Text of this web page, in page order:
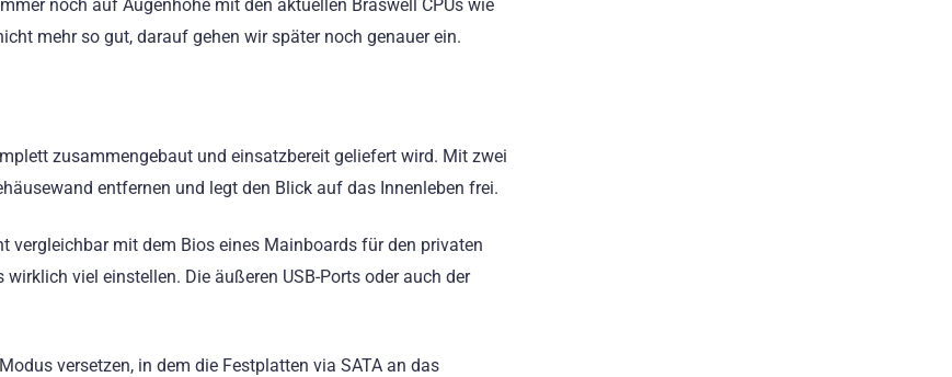
noch auf Augenhöhe mit den aktuellen Braswell CPUs wie
mehr so gut, darauf gehen wir später noch genauer ein.
zusammengebaut und einsatzbereit geliefert wird. Mit zwei
entfernen und legt den Blick auf das Innenleben frei.
mit dem Bios eines Mainboards für den privaten
viel einstellen. Die äußeren USB-Ports oder auch der
versetzen, in dem die Festplatten via SATA an das